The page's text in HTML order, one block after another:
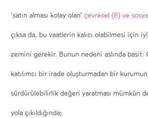
‘satın alması kolay olan’çevresel (E) ve
çıksa da, bu vaatlerin kalıcı olabilmesi için
zemini gerekir. Bunun nedeni aslında basit:
katılımcı bir irade oluşturmadan bir
sürdürülebilirlik değeri yaratması mümkün
yola çıkıldığında;